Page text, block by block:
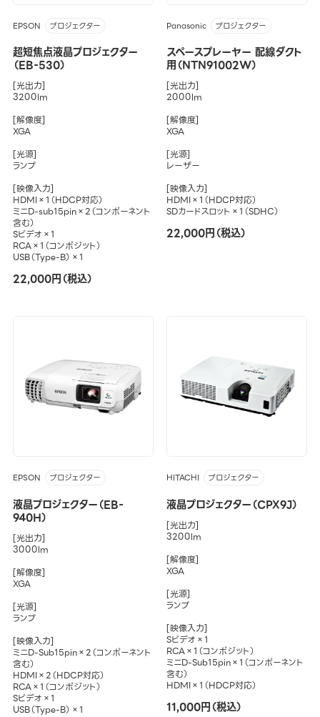
EPSON プロジェクター
超短焦点液晶プロジェクター
（EB-530）
[光出力]
3200lm
[解像度]
XGA
[光源]
ランプ
[映像入力]
HDMI×1（HDCP対応）
ミニD-sub15pin×2（コンポーネント
含む）
Sビデオ×1
RCA×1（コンポジット）
USB（Type-B）×1
22,000円（税込）
Panasonic プロジェクター
スペースプレーヤー 配線ダクト
用（NTN91002W）
[光出力]
2000lm
[解像度]
XGA
[光源]
レーザー
[映像入力]
HDMI×1（HDCP対応）
SDカードスロット×1（SDHC）
22,000円（税込）
EPSON プロジェクター
液晶プロジェクター（EB-
940H）
[光出力]
3000lm
[解像度]
XGA
[光源]
ランプ
[映像入力]
ミニD-Sub15pin×2（コンポーネント
含む）
HDMI×2（HDCP対応）
RCA×1（コンポジット）
Sビデオ×1
USB（Type-B）×1
HITACHI プロジェクター
液晶プロジェクター（CPX9J）
[光出力]
3200lm
[解像度]
XGA
[光源]
ランプ
[映像入力]
Sビデオ×1
RCA×1（コンポジット）
ミニD-Sub15pin×1（コンポーネント
含む）
HDMI×1（HDCP対応）
11,000円（税込）